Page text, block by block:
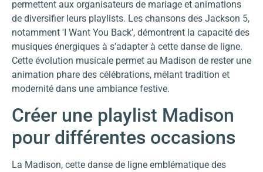
permettent aux organisateurs de mariage et animations
de diversifier leurs playlists. Les chansons des Jackson 5,
notamment 'I Want You Back', démontrent la capacité des
musiques énergiques à s'adapter à cette danse de ligne.
Cette évolution musicale permet au Madison de rester une
animation phare des célébrations, mêlant tradition et
modernité dans une ambiance festive.
Créer une playlist Madison
pour différentes occasions
La Madison, cette danse de ligne emblématique des